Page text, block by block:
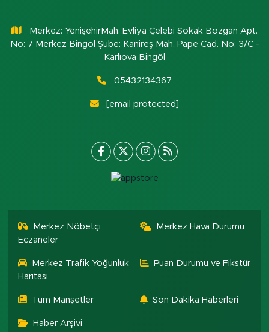
Merkez: YenişehirMah. Evliya Çelebi Sokak Bozgan Apt.
No: 7 Merkez Bingöl Şube: Kanireş Mah. Pape Cad. No: 3/C -
Karlıova Bingöl
05432134367
[email protected]
Merkez Nöbetçi
Eczaneler
Merkez Hava Durumu
Merkez Trafik Yoğunluk
Haritası
Puan Durumu ve Fikstür
Tüm Manşetler Son Dakika Haberleri
Haber Arşivi